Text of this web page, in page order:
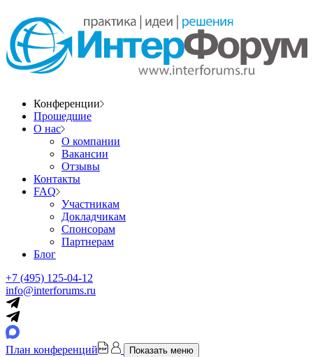
Конференции
Прошедшие
О нас
О компании
Вакансии
Отзывы
Контакты
FAQ
Участникам
Докладчикам
Спонсорам
Партнерам
Блог
+7 (495) 125-04-12
info@interforums.ru
План конференций Показать меню